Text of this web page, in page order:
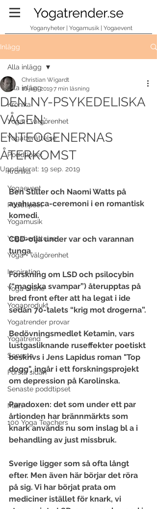
Yoganyheter | Yogamusik | Yogaevent
Inlägg
Alla inlägg
Krönika
Yoga + välgörenhet
Yogaberättelse
Poddtipset
Krönika
Yogaevent
Poddtipset
Yogamusik
Yogaberättelse
Yoga + välgörenhet
Inspiration
Yoga online
Yogaprodukt
Yogatrender provar
Yogatrend
Senaste
Första sidan
Senaste poddtipset
Main
100 Yoga Teachers
Alla inlägg
DEN NY-PSYKEDELISKA
VÅGEN:
ENTEOGENERNAS
ÅTERKOMST
Christian Wigardt
16 juni 20197 min läsning
Uppdaterat: 19 sep. 2019
Ben Stiller och Naomi Watts på
ayahuasca-ceremoni i en romantisk
komedi.
CBD-olja under var och varannan
tunga.
Forskning om LSD och psilocybin
(“magiska svampar”) återupptas på
bred front efter att ha legat i ide
sedan 70-talets “krig mot drogerna”.
Bedövningsmedlet Ketamin, vars
lustgasliknande ruseffekter poetiskt
beskrivs i Jens Lapidus roman "Top
dogg", ingår i ett forskningsprojekt
om depression på Karolinska.
Paradoxen: det som under ett par
årtionden har brännmärkts som
knark används nu som inslag bl a i
behandling av just missbruk.
Sverige ligger som så ofta långt
efter. Men även här börjar det röra
på sig. Vi har börjat prata om
mediciner istället för knark, vi